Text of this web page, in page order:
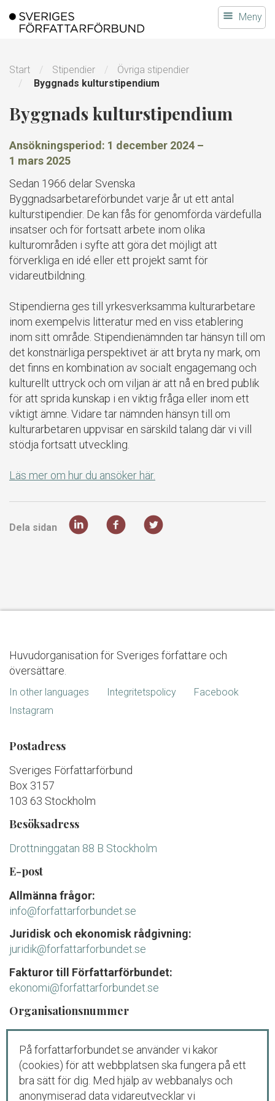
till
Meny
Start Stipendier
Övriga stipendier
Byggnads kulturstipendium
Byggnads kulturstipendium
Ansökningsperiod: 1 december 2024 –
1 mars 2025
Sedan 1966 delar Svenska
Byggnadsarbetareförbundet varje år ut ett antal
kulturstipendier. De kan fås för genomförda värdefulla
insatser och för fortsatt arbete inom olika
kulturområden i syfte att göra det möjligt att
förverkliga en idé eller ett projekt samt för
vidareutbildning.
Stipendierna ges till yrkesverksamma kulturarbetare
inom exempelvis litteratur med en viss etablering
inom sitt område. Stipendienämnden tar hänsyn till om
det konstnärliga perspektivet är att bryta ny mark, om
det finns en kombination av socialt engagemang och
kulturellt uttryck och om viljan är att nå en bred publik
för att sprida kunskap i en viktig fråga eller inom ett
viktigt ämne. Vidare tar nämnden hänsyn till om
kulturarbetaren uppvisar en särskild talang där vi vill
stödja fortsatt utveckling.
Läs mer om hur du ansöker här.
Dela sidan
Huvudorganisation för Sveriges författare och
översättare.
In other languages Integritetspolicy
Facebook
Instagram
Postadress
Sveriges Författarförbund
Box 3157
103 63 Stockholm
Besöksadress
Drottninggatan 88 B Stockholm
E-post
Allmänna frågor:
info@forfattarforbundet.se
Juridisk och ekonomisk rådgivning:
juridik@forfattarforbundet.se
Fakturor till Författarförbundet:
ekonomi@forfattarforbundet.se
Organisationsnummer
802004-7687
Telefon
Växeln:08-545 132 00
Tisdag-fredag: 09.00-11.00
På forfattarforbundet.se använder vi kakor
(cookies) för att webbplatsen ska fungera på ett
bra sätt för dig. Med hjälp av webbanalys och
anonymiserad data vidareutvecklar vi